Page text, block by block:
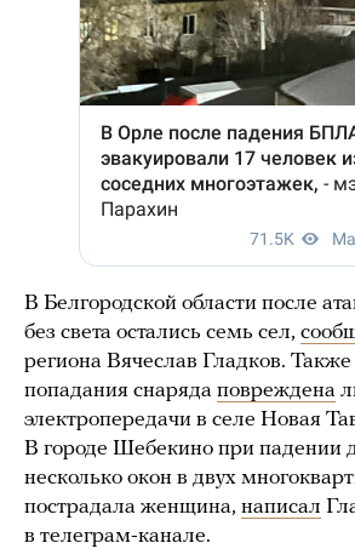
В Белгородской области после
без света остались семь сел,
региона Вячеслав Гладков. Также
попадания снаряда повреждена
электропередачи в селе Новая
В городе Шебекино при падении
несколько окон в двух
пострадала женщина, написал
в телеграм-канале.